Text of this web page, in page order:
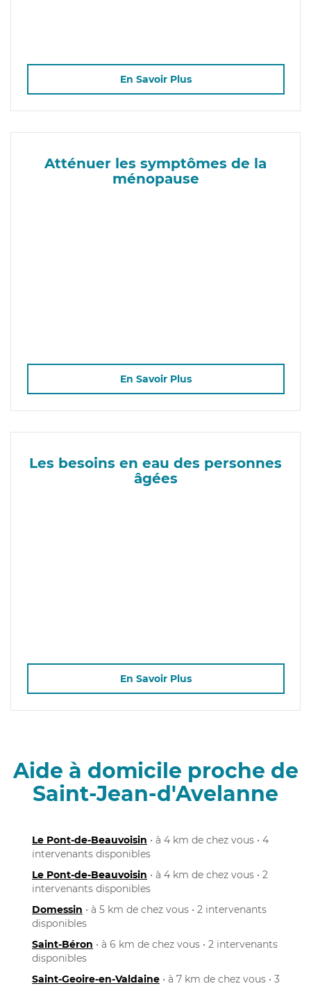
En Savoir Plus
Atténuer les symptômes de la
ménopause
En Savoir Plus
Les besoins en eau des personnes
âgées
En Savoir Plus
Aide à domicile proche de
Saint-Jean-d'Avelanne
Le Pont-de-Beauvoisin • à 4 km de chez vous • 4
intervenants disponibles
Le Pont-de-Beauvoisin • à 4 km de chez vous • 2
intervenants disponibles
Domessin • à 5 km de chez vous • 2 intervenants
disponibles
Saint-Béron • à 6 km de chez vous • 2 intervenants
disponibles
Saint-Geoire-en-Valdaine • à 7 km de chez vous • 3